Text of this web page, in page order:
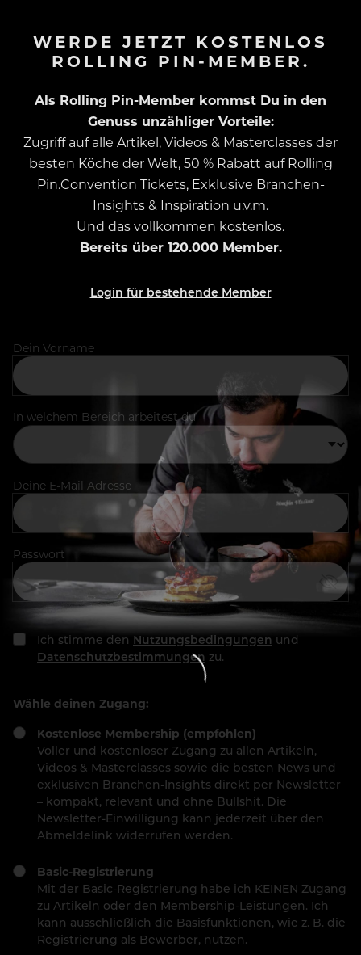
WERDE JETZT KOSTENLOS
ROLLING PIN-MEMBER.
Als Rolling Pin-Member kommst Du in den
Genuss unzähliger Vorteile:
Zugriff auf alle Artikel, Videos & Masterclasses der
besten Köche der Welt, 50 % Rabatt auf Rolling
Pin.Convention Tickets, Exklusive Branchen-
Insights & Inspiration u.v.m.
Und das vollkommen kostenlos.
Bereits über 120.000 Member.
Login für bestehende Member
Dein Vorname
In welchem Bereich arbeitest du
Deine E-Mail Adresse
Passwort
Ich stimme den Nutzungsbedingungen und
Datenschutzbestimmungen zu.
Wähle deinen Zugang:
Kostenlose Membership (empfohlen)
Voller und kostenloser Zugang zu allen Artikeln,
Videos & Masterclasses sowie die besten News und
exklusiven Branchen-Insights direkt per Newsletter
– kompakt, relevant und ohne Bullshit. Die
Newsletter-Einwilligung kann jederzeit über den
Abmeldelink widerrufen werden.
Basic-Registrierung
Mit der Basic-Registrierung habe ich KEINEN Zugang
zu Artikeln oder den Membership-Leistungen. Ich
kann ausschließlich die Basisfunktionen, wie z. B. die
Registrierung als Bewerber, nutzen.